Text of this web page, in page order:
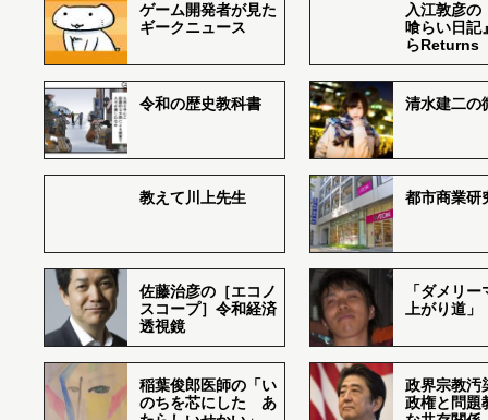
ゲーム開発者が見た
ギークニュース
入江敦彦の
喰らい日記
らReturns
令和の歴史教科書 清水建二の
教えて川上先生 都市商業研
佐藤治彦の［エコノ
スコープ］令和経済
透視鏡
「ダメリ
上がり道」
稲葉俊郎医師の「い
のちを芯にした あ
政界宗教汚
政権と問題